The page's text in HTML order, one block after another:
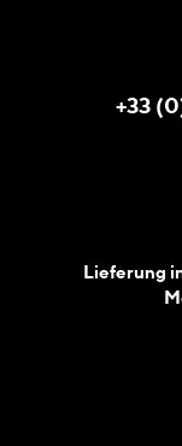
+33
Lieferung